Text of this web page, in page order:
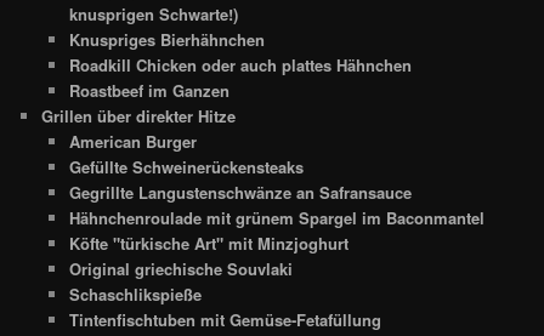
knusprigen Schwarte!)
Knuspriges Bierhähnchen
Roadkill Chicken oder auch plattes Hähnchen
Roastbeef im Ganzen
Grillen über direkter Hitze
American Burger
Gefüllte Schweinerückensteaks
Gegrillte Langustenschwänze an Safransauce
Hähnchenroulade mit grünem Spargel im Baconmantel
Köfte "türkische Art" mit Minzjoghurt
Original griechische Souvlaki
Schaschlikspieße
Tintenfischtuben mit Gemüse-Fetafüllung